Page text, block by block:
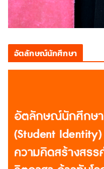
อัตลักษณ์นักศึกษา